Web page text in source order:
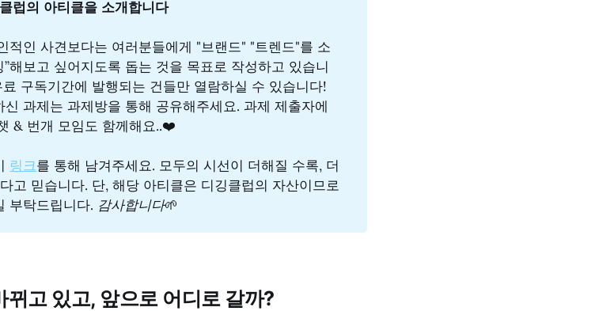
럽의 아티클을 소개합니다
적인 사견보다는 여러분들에게 "브랜드" "트렌드"를 소
해보고 싶어지도록 돕는 것을 목표로 작성하고 있습니
구독기간에 발행되는 건들만 열람하실 수 있습니다!
과제는 과제방을 통해 공유해주세요. 과제 제출자에
& 번개 모임도 함께해요..❤️
링크를 통해 남겨주세요. 모두의 시선이 더해질 수록, 더
고 믿습니다. 단, 해당 아티클은 디깅클럽의 자산이므로
부탁드립니다. 감사합니다🌱
고 있고, 앞으로 어디로 갈까?